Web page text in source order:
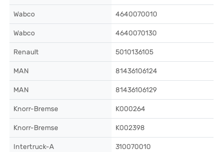
Wabco 4640070010
Wabco 4640070130
Renault 5010136105
MAN 81436106124
MAN 81436106129
Knorr-Bremse K000264
Knorr-Bremse K002398
Intertruck-A 310070010